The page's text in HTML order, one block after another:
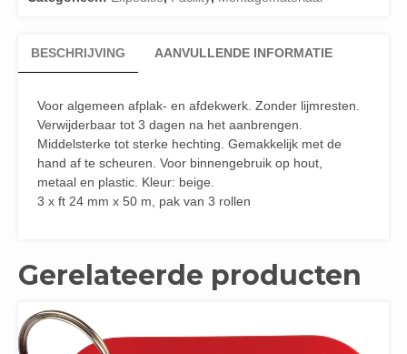
BESCHRIJVING AANVULLENDE INFORMATIE
Voor algemeen afplak- en afdekwerk. Zonder lijmresten.
Verwijderbaar tot 3 dagen na het aanbrengen.
Middelsterke tot sterke hechting. Gemakkelijk met de
hand af te scheuren. Voor binnengebruik op hout,
metaal en plastic. Kleur: beige.
3 x ft 24 mm x 50 m, pak van 3 rollen
Gerelateerde producten